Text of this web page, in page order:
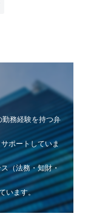
務経験を持つ弁
ポートしていま
（法務・知財・
います。